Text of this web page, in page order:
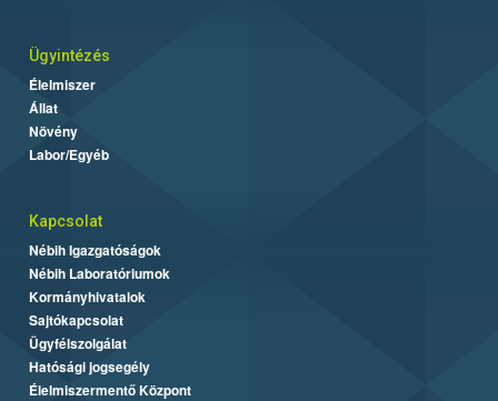
Ügyintézés
Élelmiszer
Állat
Növény
Labor/Egyéb
Kapcsolat
Nébih Igazgatóságok
Nébih Laboratóriumok
Kormányhivatalok
Sajtókapcsolat
Ügyfélszolgálat
Hatósági jogsegély
Élelmiszermentő Központ